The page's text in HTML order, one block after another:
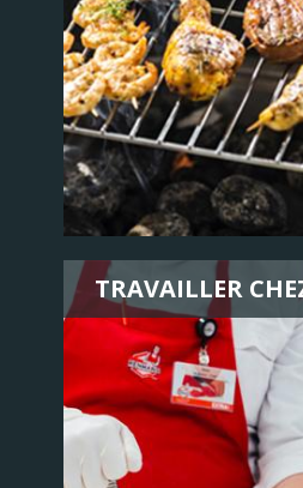
TRAVAILLER